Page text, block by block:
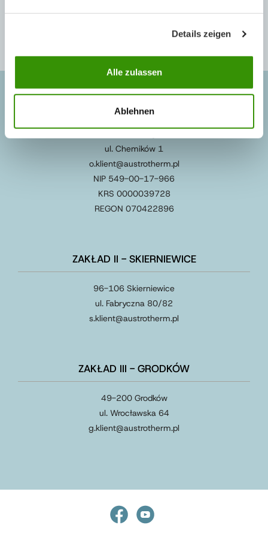
Details zeigen
Alle zulassen
Ablehnen
SIEDZIBA/ZAKŁAD I - OŚWIĘCIM
ul. Chemików 1
o.klient@austrotherm.pl
NIP 549-00-17-966
KRS 0000039728
REGON 070422896
ZAKŁAD II - SKIERNIEWICE
96-106 Skierniewice
ul. Fabryczna 80/82
s.klient@austrotherm.pl
ZAKŁAD III - GRODKÓW
49-200 Grodków
ul. Wrocławska 64
g.klient@austrotherm.pl